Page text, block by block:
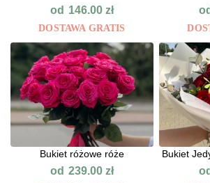
od 146.00 zł
DOSTAWA GRATIS
od
Bukiet różowe róże
od 239.00 zł
Bukiet
od